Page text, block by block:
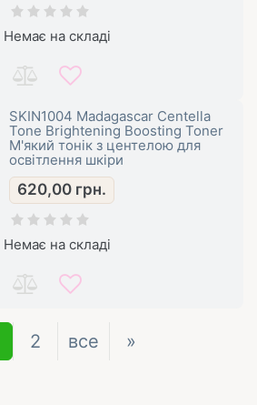
Немає на складі
SKIN1004 Madagascar Centella
Tone Brightening Boosting Toner
М'який тонік з центелою для
освітлення шкіри
620,00 грн.
Немає на складі
2 все »